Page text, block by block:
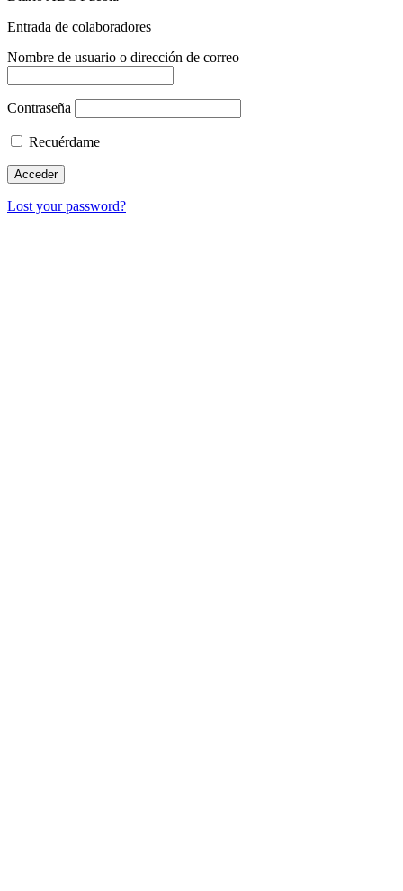
Entrada de colaboradores
Nombre de usuario o dirección de correo
Contraseña
Recuérdame
Lost your password?